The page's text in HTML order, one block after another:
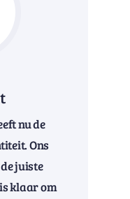
nu de
Ons
juiste
klaar om